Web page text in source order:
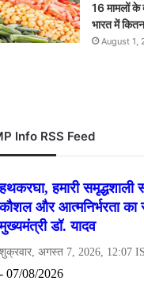
16 मामलों के
भारत में
August 1,
Info RSS Feed